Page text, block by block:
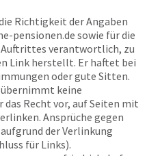
Richtigkeit der Angaben
pensionen.de sowie für die
verantwortlich, zu
Link herstellt. Er haftet bei
oder gute Sitten.
übernimmt keine
Recht vor, auf Seiten mit
Ansprüche gegen
aufgrund der Verlinkung
für Links).